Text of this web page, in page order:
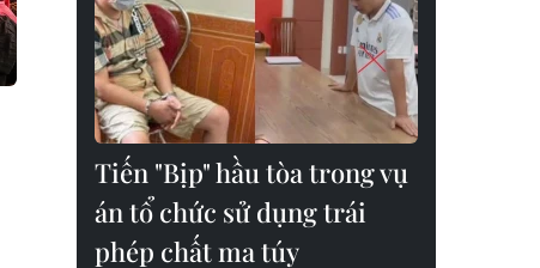
Tiến "Bịp" hầu tòa trong vụ
án tổ chức sử dụng trái
phép chất ma túy